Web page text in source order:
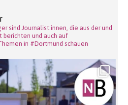
sind Journalist:innen, die aus der und
berichten und auch auf
in #Dortmund schauen